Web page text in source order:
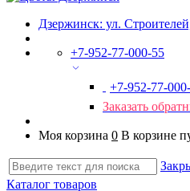
Дзержинск: ул.
+7-952-77-000-55
+7-952-77-
Заказать
Моя корзина 0 В корзине
Каталог товаров